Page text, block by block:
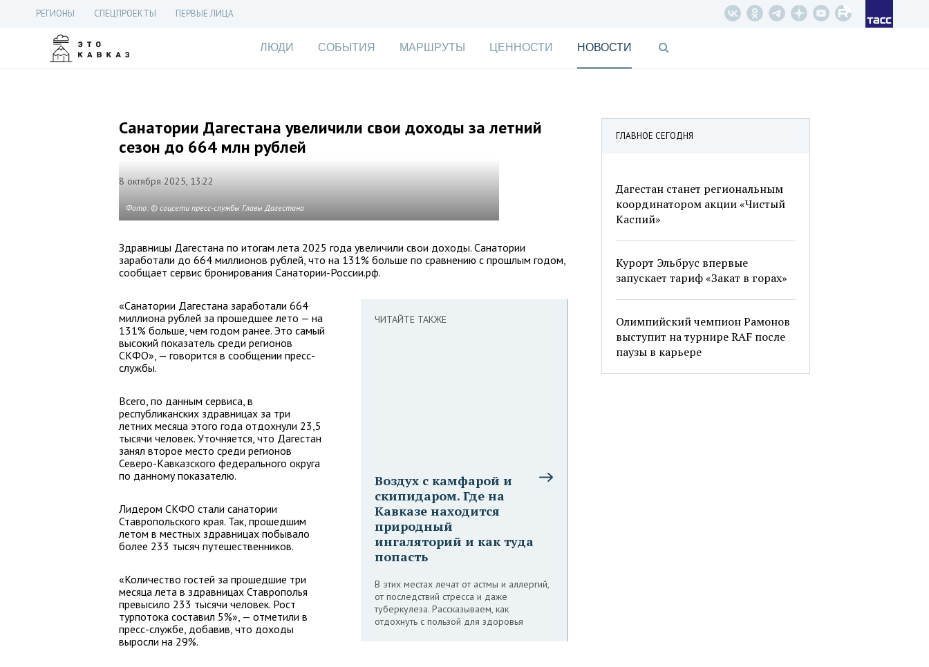
РЕГИОНЫ СПЕЦПРОЕКТЫ ПЕРВЫЕ ЛИЦА
ЛЮДИ СОБЫТИЯ МАРШРУТЫ ЦЕННОСТИ НОВОСТИ
ГЛАВНОЕ СЕГОДНЯ
Дагестан станет региональным
координатором акции «Чистый
Каспий»
Курорт Эльбрус впервые
запускает тариф «Закат в горах»
Олимпийский чемпион Рамонов
выступит на турнире RAF после
паузы в карьере
Санатории Дагестана увеличили свои доходы за летний
сезон до 664 млн рублей
8 октября 2025, 13:22
Фото: © соцсети пресс-службы Главы Дагестана
Здравницы Дагестана по итогам лета 2025 года увеличили свои доходы. Санатории
заработали до 664 миллионов рублей, что на 131% больше по сравнению с прошлым годом,
сообщает сервис бронирования Санатории-России.рф.
ЧИТАЙТЕ ТАКЖЕ
Воздух с камфарой и
скипидаром. Где на
Кавказе находится
природный
ингаляторий и как туда
попасть
В этих местах лечат от астмы и аллергий,
от последствий стресса и даже
туберкулеза. Рассказываем, как
отдохнуть с пользой для здоровья
«Санатории Дагестана заработали 664
миллиона рублей за прошедшее лето — на
131% больше, чем годом ранее. Это самый
высокий показатель среди регионов
СКФО», — говорится в сообщении пресс-
службы.
Всего, по данным сервиса, в
республиканских здравницах за три
летних месяца этого года отдохнули 23,5
тысячи человек. Уточняется, что Дагестан
занял второе место среди регионов
Северо-Кавказского федерального округа
по данному показателю.
Лидером СКФО стали санатории
Ставропольского края. Так, прошедшим
летом в местных здравницах побывало
более 233 тысяч путешественников.
«Количество гостей за прошедшие три
месяца лета в здравницах Ставрополья
превысило 233 тысячи человек. Рост
турпотока составил 5%», — отметили в
пресс-службе, добавив, что доходы
выросли на 29%.